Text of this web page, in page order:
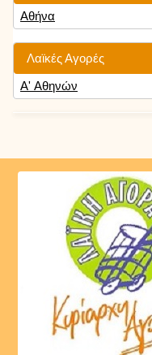
Αθήνα
Λαϊκές Αγορές
Α' Αθηνών